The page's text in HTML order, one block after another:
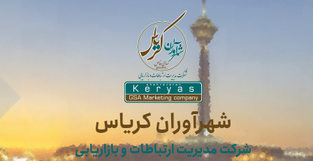
شهرآوران کریاس​​​​​​​
شرکت مدیریت ارتباطات و بازاریابی